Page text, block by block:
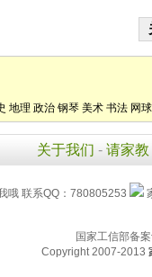
地理 政治 钢琴 美术 书法 网球
关于我们 - 请家教
哦 联系QQ：780805253
国家工信部备
Copyright 2007-2013